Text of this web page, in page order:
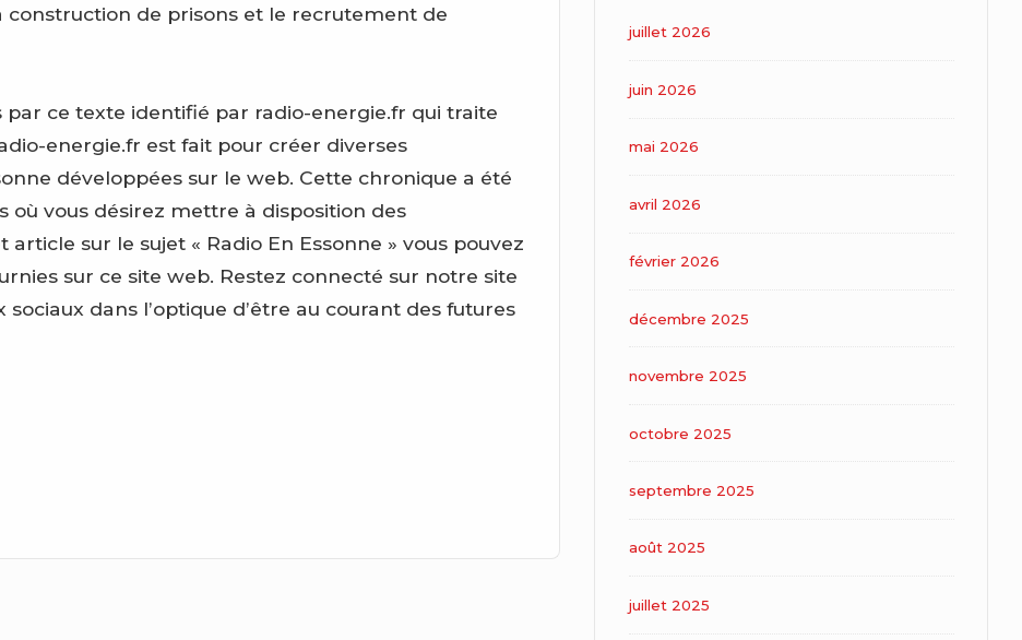
de prisons et le recrutement de
ce texte identifié par radio-energie.fr qui traite
energie.fr est fait pour créer diverses
développées sur le web. Cette chronique a été
où vous désirez mettre à disposition des
sur le sujet « Radio En Essonne » vous pouvez
sur ce site web. Restez connecté sur notre site
dans l’optique d’être au courant des futures
juillet 2026
juin 2026
mai 2026
avril 2026
février 2026
décembre 2025
novembre 2025
octobre 2025
septembre 2025
août 2025
juillet 2025